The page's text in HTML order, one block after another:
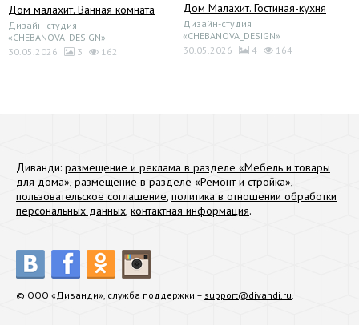
Дом малахит. Ванная комната
Дизайн-студия
«CHEBANOVA_DESIGN»
30.05.2026
3 162
Дом Малахит. Гостиная-кухня
Дизайн-студия
«CHEBANOVA_DESIGN»
30.05.2026
4 164
Диванди: размещение и реклама в разделе «Мебель и товары
для дома», размещение в разделе «Ремонт и стройка»,
пользовательское соглашение, политика в отношении обработки
персональных данных, контактная информация.
© ООО «Диванди», служба поддержки – support@divandi.ru.